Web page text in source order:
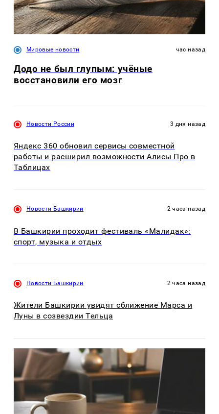
Мировые новости час назад
Додо не был глупым: учёные
восстановили его мозг
Новости России 3 дня назад
Яндекс 360 обновил сервисы совместной
работы и расширил возможности Алисы Про в
Таблицах
Новости Башкирии 2 часа назад
В Башкирии проходит фестиваль «Малидак»:
спорт, музыка и отдых
Новости Башкирии 2 часа назад
Жители Башкирии увидят сближение Марса и
Луны в созвездии Тельца